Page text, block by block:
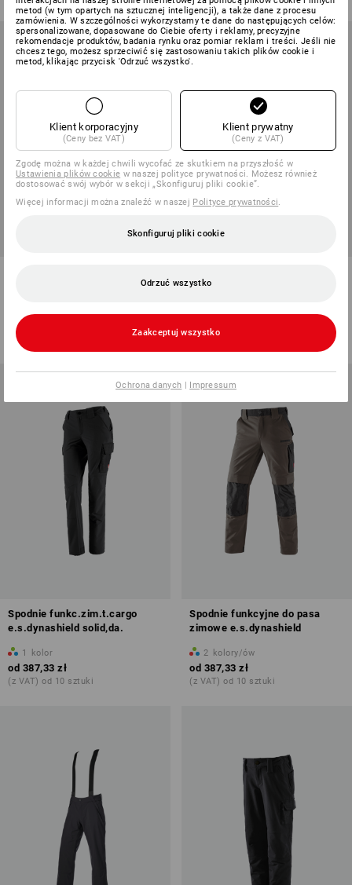
od
(z VAT) od 10 sztuki
e.s.motion 2020 zimowe
415,62 zł
(z VAT) od 10 sztuki
Spodnie funkc.zim.t.cargo
e.s.dynashield solid,da.
1 kolor
od 387,33 zł
(z VAT) od 10 sztuki
Spodnie funkcyjne do pasa
zimowe e.s.dynashield
2 kolory/ów
od 387,33 zł
(z VAT) od 10 sztuki
metod (w tym opartych na sztucznej inteligencji), a także dane z procesu
zamówienia. W szczególności wykorzystamy te dane do następujących celów:
spersonalizowane, dopasowane do Ciebie oferty i reklamy, precyzyjne
rekomendacje produktów, badania rynku oraz pomiar reklam i treści. Jeśli nie
chcesz tego, możesz sprzeciwić się zastosowaniu takich plików cookie i
metod, klikając przycisk 'Odrzuć wszystko'.
Klient korporacyjny
(Ceny bez VAT)
Klient prywatny
(Ceny z VAT)
Zgodę można w każdej chwili wycofać ze skutkiem na przyszłość w
Ustawienia plików cookie w naszej polityce prywatności. Możesz również
dostosować swój wybór w sekcji „Skonfiguruj pliki cookie”.
Więcej informacji można znaleźć w naszej Polityce prywatności.
Skonfiguruj pliki cookie
Odrzuć wszystko
Zaakceptuj wszystko
Ochrona danych | Impressum